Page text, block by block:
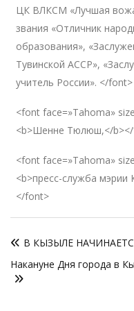
ЦК ВЛКСМ «Лучшая
звания «Отличник
образования»,
Тувинской АССР»,
учитель России». </font>
<font face=»Tahoma»
<b>Шенне Тюлюш,</
<font face=»Tahoma»
<b>пресс-служба мэрии
</font>
по
записям
В КЫЗЫЛЕ
Накануне Дня города в